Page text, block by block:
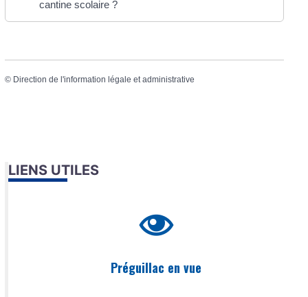
cantine scolaire ?
© Direction de l'information légale et administrative
LIENS UTILES
Préguillac en vue